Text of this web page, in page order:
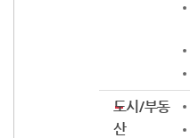
도시/부동
산